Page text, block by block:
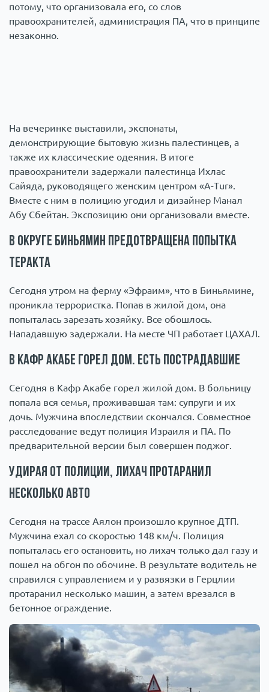
потому, что организовала его, со слов
правоохранителей, администрация ПА, что в принципе
незаконно.
На вечеринке выставили, экспонаты,
демонстрирующие бытовую жизнь палестинцев, а
также их классические одеяния. В итоге
правоохранители задержали палестинца Ихлас
Сайяда, руководящего женским центром «A-Tur».
Вместе с ним в полицию угодил и дизайнер Манал
Абу Сбейтан. Экспозицию они организовали вместе.
В округе Биньямин предотвращена попытка
теракта
Сегодня утром на ферму «Эфраим», что в Биньямине,
проникла террористка. Попав в жилой дом, она
попыталась зарезать хозяйку. Все обошлось.
Нападавшую задержали. На месте ЧП работает ЦАХАЛ.
В Кафр Акабе горел дом. Есть пострадавшие
Сегодня в Кафр Акабе горел жилой дом. В больницу
попала вся семья, проживавшая там: супруги и их
дочь. Мужчина впоследствии скончался. Совместное
расследование ведут полиция Израиля и ПА. По
предварительной версии был совершен поджог.
Удирая от полиции, лихач протаранил
несколько авто
Сегодня на трассе Аялон произошло крупное ДТП.
Мужчина ехал со скоростью 148 км/ч. Полиция
попыталась его остановить, но лихач только дал газу и
пошел на обгон по обочине. В результате водитель не
справился с управлением и у развязки в Герцлии
протаранил несколько машин, а затем врезался в
бетонное ограждение.